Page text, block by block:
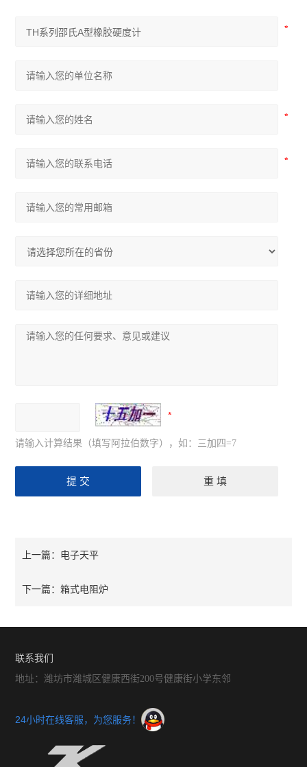
请输入计算结果（填写阿拉伯数字），如：三加四=7
上一篇： 电子天平
下一篇：箱式电阻炉
联系我们
地址：潍坊市潍城区健康西街200号健康街小学东邻
24小时在线客服，为您服务！